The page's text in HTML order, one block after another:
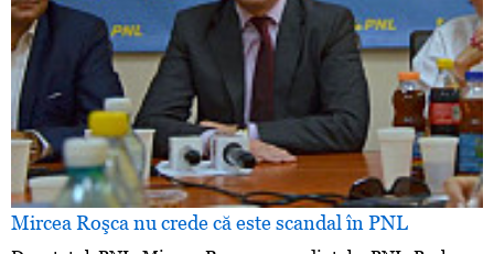
Mircea Roşca nu crede că este scandal în PNL